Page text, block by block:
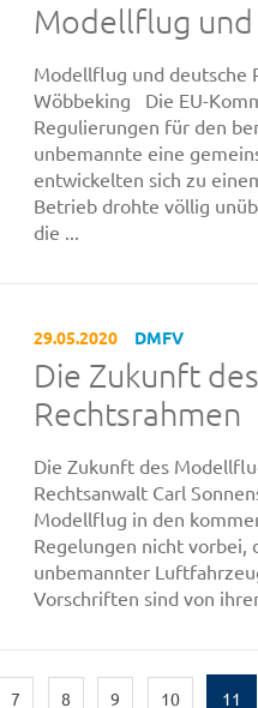
Modellflug
Modellflug und deutsche
Wöbbeking Die EU-
Regulierungen für den
unbemannte eine
entwickelten sich zu
Betrieb drohte völlig
die ...
29.05.2020 DMFV
Die Zukunft
Rechtsrahmen
Die Zukunft des
Rechtsanwalt Carl
Modellflug in den
Regelungen nicht vorbei,
unbemannter
Vorschriften sind von
7 8 9 10 11